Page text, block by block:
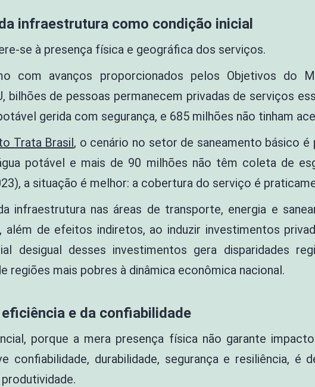
infraestrutura como condição inicial
se à presença física e geográfica dos serviços.
com avanços proporcionados pelos Objetivos do
bilhões de pessoas permanecem privadas de serviços
gerida com segurança, e 685 milhões não tinham
Trata Brasil, o cenário no setor de saneamento básico
potável e mais de 90 milhões não têm coleta de
a situação é melhor: a cobertura do serviço é
infraestrutura nas áreas de transporte, energia e
de efeitos indiretos, ao induzir investimentos
desigual desses investimentos gera disparidades
regiões mais pobres à dinâmica econômica nacional.
e da confiabilidade
porque a mera presença física não garante
confiabilidade, durabilidade, segurança e resiliência, é